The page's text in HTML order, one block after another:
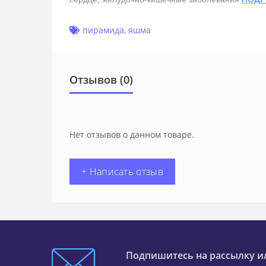
пирамида, яшма
Отзывов (0)
Нет отзывов о данном товаре.
+ Написать отзыв
Подпишитесь на рассылку